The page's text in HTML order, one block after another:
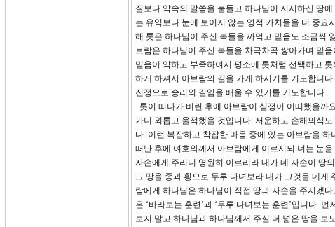
질보다 약속의 말씀을 붙들고 하나님이 지시하신 땅
는 유익보다 눈에 보이지 않는 영적 가치들을 더 중요
해 롯은 하나님이 주신 복들을 까먹고 믿음도 조금씩
브람은 하나님이 주신 복들을 차곡차곡 쌓아가며 믿
믿음이 약하고 부족하여서 평소에 롯처럼 선택하고
하게 하셔서 아브람의 길을 가게 하시기를 기도합니
진정으로 승리의 길임을 배울 수 있기를 기도합니다.
롯이 떠나가 버린 후에 아브람이 심정이 어떠했을까
가니 외롭고 울적했을 것입니다. 서운하고 손해의식
다. 이런 복잡하고 착잡한 마음 중에 있는 아브람을
떠난 후에 여호와께서 아브람에게 이르시되 너는 눈
자손에게 주리니 영원히 이르리라 내가 네 자손이 땅
그 땅을 종과 횡으로 두루 다녀보라 내가 그것을 네게
람에게 하나님은 하나님이 직접 땅과 자손을 주시겠
은 ‘바라보는 훈련’과 ‘두루 다녀보는 훈련’입니다.
보지 말고 하나님과 하나님께서 주실 더 넓은 땅을